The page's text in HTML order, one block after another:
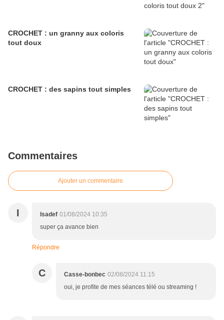
CROCHET : un granny aux coloris
tout doux
CROCHET : des sapins tout simples
Commentaires
Ajouter un commentaire
I Isadef 01/08/2024 10:35
super ça avance bien
Répondre
C Casse-bonbec 02/08/2024 11:15
oui, je profite de mes séances télé ou streaming !